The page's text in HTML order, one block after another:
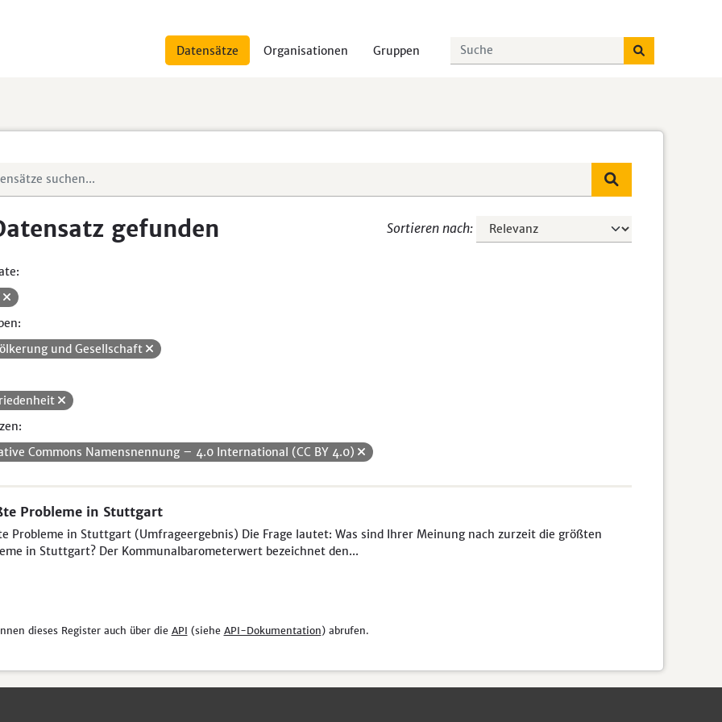
Datensätze Organisationen Gruppen
Sortieren nach
gefunden
und Gesellschaft
Commons Namensnennung – 4.0 International (CC BY 4.0)
Probleme in Stuttgart
Probleme in Stuttgart (Umfrageergebnis) Die Frage lautet: Was sind Ihrer Meinung nach zurzeit die größten
in Stuttgart? Der Kommunalbarometerwert bezeichnet den...
dieses Register auch über die API (siehe API-Dokumentation) abrufen.